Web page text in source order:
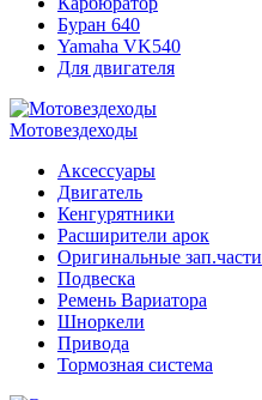
Буран 640
Yamaha VK540
Для двигателя
Мотовездеходы
Аксессуары
Двигатель
Кенгурятники
Расширители арок
Оригинальные зап.части
Подвеска
Ремень Вариатора
Шноркели
Привода
Тормозная система